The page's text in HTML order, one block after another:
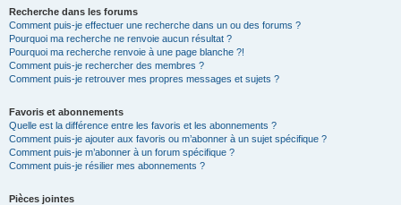
Recherche dans les forums
Comment puis-je effectuer une recherche dans un ou des forums ?
Pourquoi ma recherche ne renvoie aucun résultat ?
Pourquoi ma recherche renvoie à une page blanche ?!
Comment puis-je rechercher des membres ?
Comment puis-je retrouver mes propres messages et sujets ?
Favoris et abonnements
Quelle est la différence entre les favoris et les abonnements ?
Comment puis-je ajouter aux favoris ou m’abonner à un sujet spécifique ?
Comment puis-je m’abonner à un forum spécifique ?
Comment puis-je résilier mes abonnements ?
Pièces jointes